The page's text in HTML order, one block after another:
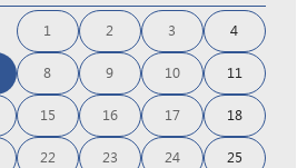
1 2 3 4
8 9 10 11
15 16 17 18
22 23 24 25